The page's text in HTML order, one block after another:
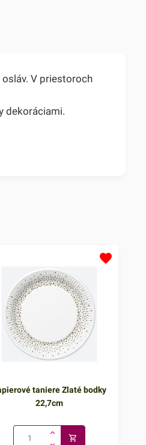
V priestoroch
dekoráciami.
taniere Zlaté bodky
22,7cm